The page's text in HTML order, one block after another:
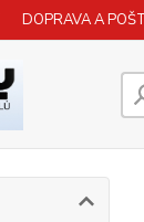
DOPRAVA A